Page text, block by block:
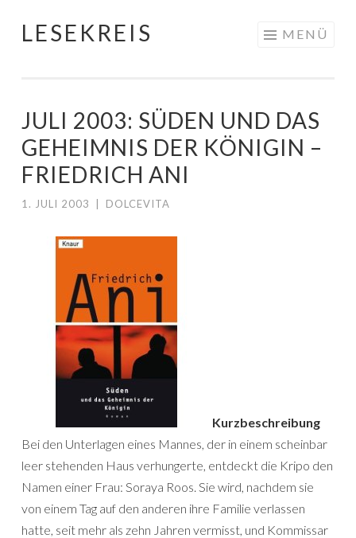
Springe
LESEKREIS MENÜ
JULI 2003: SÜDEN UND DAS
GEHEIMNIS DER KÖNIGIN –
FRIEDRICH ANI
1. JULI 2003 DOLCEVITA
Kurzbeschreibung
Bei den Unterlagen eines Mannes, der in einem scheinbar
leer stehenden Haus verhungerte, entdeckt die Kripo den
Namen einer Frau: Soraya Roos. Sie wird, nachdem sie
von einem Tag auf den anderen ihre Familie verlassen
hatte, seit mehr als zehn Jahren vermisst, und Kommissar